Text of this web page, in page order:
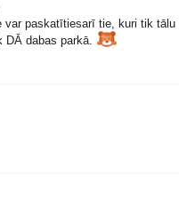
paskatītiesarī tie, kuri tik
dabas parkā.